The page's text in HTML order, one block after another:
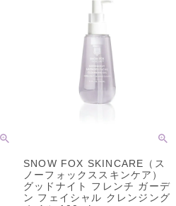
SNOW FOX SKINCARE（ス
ノーフォックススキンケア）
グッドナイト フレンチ ガーデ
ン フェイシャル クレンジング